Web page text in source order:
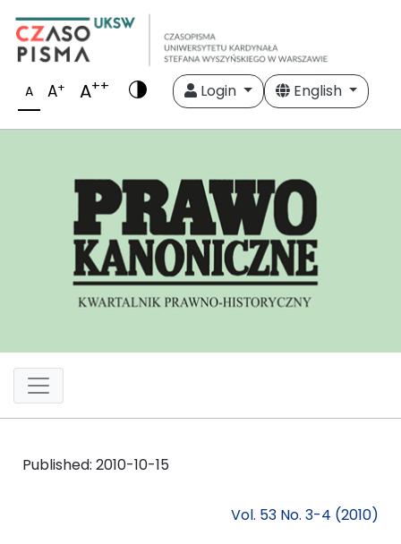
A A+ A++ Login English
Published: 2010-10-15
Vol. 53 No. 3-4 (2010)